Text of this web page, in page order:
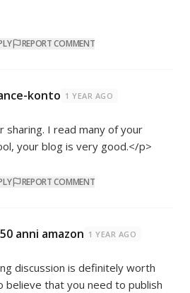
REPORT COMMENT
konto 1 YEAR AGO
sharing. I read many of your
your blog is very good.</p>
REPORT COMMENT
anni amazon 1 YEAR AGO
discussion is definitely worth
believe that you need to publish